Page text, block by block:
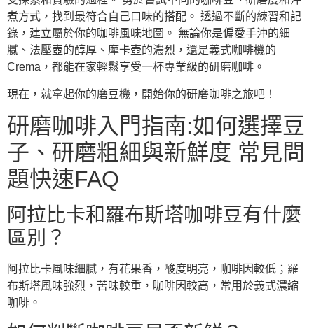
煮方式，找到最符合自己口味的搭配。 透過不斷的練習和記
錄，建立屬於你的咖啡風味地圖。 無論你是偏愛手沖的細
膩、法壓壺的醇厚、摩卡壺的濃烈，還是義式咖啡機的
Crema，都能在家輕鬆享受一杯專業級的研磨咖啡。
現在，就拿起你的磨豆機，開始你的研磨咖啡之旅吧！
研磨咖啡入門指南:如何選擇豆
子、研磨粗細與新鮮度 常見問
題快速FAQ
阿拉比卡和羅布斯塔咖啡豆有什麼
區別？
阿拉比卡風味細膩，有花果香，酸度明亮，咖啡因較低；羅
布斯塔風味強烈，苦味較重，咖啡因較高，常用於義式濃縮
咖啡。